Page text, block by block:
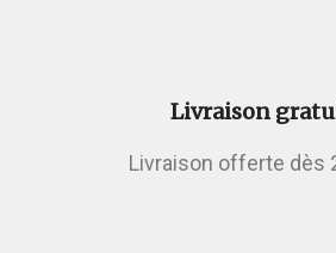
Livraison
Livraison offerte dès